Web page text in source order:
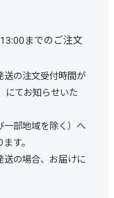
までのご注文
送の注文受付時間が
」にてお知らせいた
一部地域を除く）へ
す。
送の場合、お届けに